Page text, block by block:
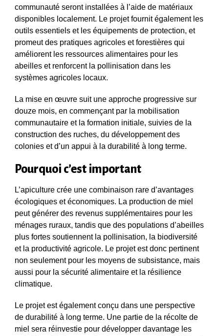
communauté seront installées à l’aide de matériaux
disponibles localement. Le projet fournit également les
outils essentiels et les équipements de protection, et
promeut des pratiques agricoles et forestières qui
améliorent les ressources alimentaires pour les
abeilles et renforcent la pollinisation dans les
systèmes agricoles locaux.
La mise en œuvre suit une approche progressive sur
douze mois, en commençant par la mobilisation
communautaire et la formation initiale, suivies de la
construction des ruches, du développement des
colonies et d’un appui à la durabilité à long terme.
Pourquoi c’est important
L’apiculture crée une combinaison rare d’avantages
écologiques et économiques. La production de miel
peut générer des revenus supplémentaires pour les
ménages ruraux, tandis que des populations d’abeilles
plus fortes soutiennent la pollinisation, la biodiversité
et la productivité agricole. Le projet est donc pertinent
non seulement pour les moyens de subsistance, mais
aussi pour la sécurité alimentaire et la résilience
climatique.
Le projet est également conçu dans une perspective
de durabilité à long terme. Une partie de la récolte de
miel sera réinvestie pour développer davantage les